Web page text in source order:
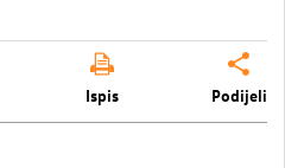
Ispis Podijeli